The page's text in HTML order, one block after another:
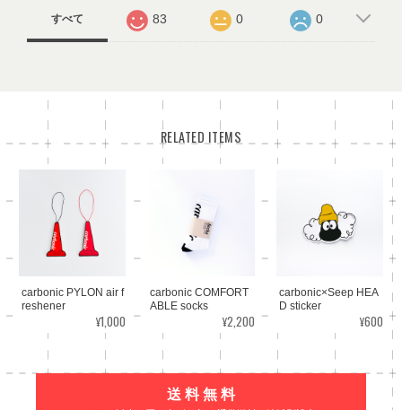
すべて 83 0 0
RELATED ITEMS
carbonic PYLON air f
reshener
¥1,000
carbonic COMFORT
ABLE socks
¥2,200
carbonic×Seep HEA
D sticker
¥600
送 料 無 料